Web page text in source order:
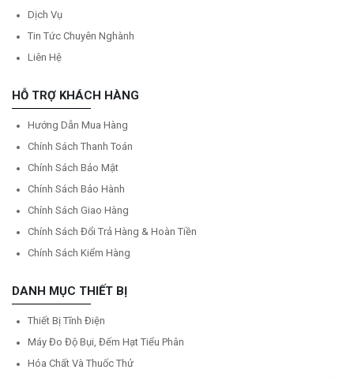
Dịch Vụ
Tin Tức Chuyên Nghành
Liên Hệ
HỖ TRỢ KHÁCH HÀNG
Hướng Dẫn Mua Hàng
Chính Sách Thanh Toán
Chính Sách Bảo Mật
Chính Sách Bảo Hành
Chính Sách Giao Hàng
Chính Sách Đổi Trả Hàng & Hoàn Tiền
Chính Sách Kiểm Hàng
DANH MỤC THIẾT BỊ
Thiết Bị Tĩnh Điện
Máy Đo Độ Bụi, Đếm Hạt Tiểu Phân
Hóa Chất Và Thuốc Thử